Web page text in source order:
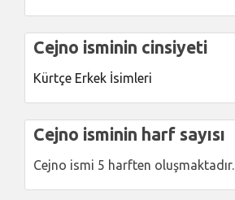
Cejno isminin cinsiyeti
Kürtçe Erkek İsimleri
Cejno isminin harf sayısı
Cejno ismi 5 harften oluşmaktadır.